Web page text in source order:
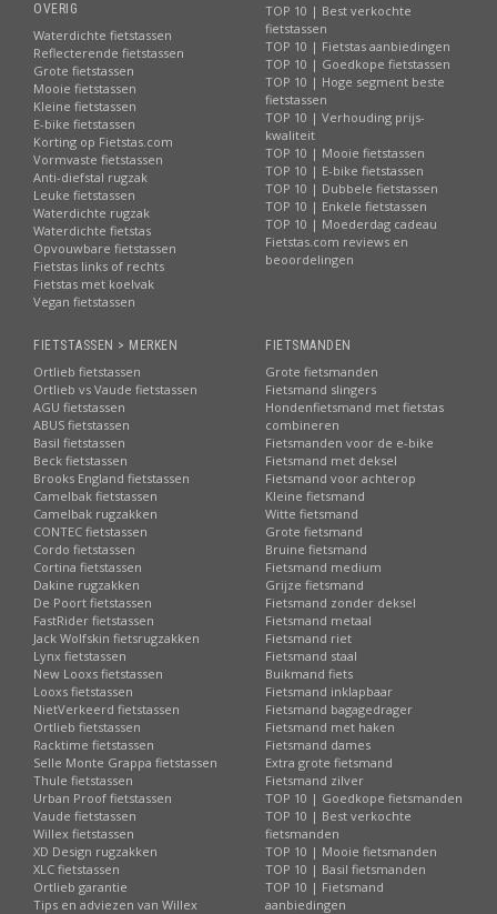
OVERIG
Waterdichte fietstassen
Reflecterende fietstassen
Grote fietstassen
Mooie fietstassen
Kleine fietstassen
E-bike fietstassen
Korting op Fietstas.com
Vormvaste fietstassen
Anti-diefstal rugzak
Leuke fietstassen
Waterdichte rugzak
Waterdichte fietstas
Opvouwbare fietstassen
Fietstas links of rechts
Fietstas met koelvak
Vegan fietstassen
TOP 10 | Best verkochte
fietstassen
TOP 10 | Fietstas aanbiedingen
TOP 10 | Goedkope fietstassen
TOP 10 | Hoge segment beste
fietstassen
TOP 10 | Verhouding prijs-
kwaliteit
TOP 10 | Mooie fietstassen
TOP 10 | E-bike fietstassen
TOP 10 | Dubbele fietstassen
TOP 10 | Enkele fietstassen
TOP 10 | Moederdag cadeau
Fietstas.com reviews en
beoordelingen
FIETSTASSEN > MERKEN
Ortlieb fietstassen
Ortlieb vs Vaude fietstassen
AGU fietstassen
ABUS fietstassen
Basil fietstassen
Beck fietstassen
Brooks England fietstassen
Camelbak fietstassen
Camelbak rugzakken
CONTEC fietstassen
Cordo fietstassen
Cortina fietstassen
Dakine rugzakken
De Poort fietstassen
FastRider fietstassen
Jack Wolfskin fietsrugzakken
Lynx fietstassen
New Looxs fietstassen
Looxs fietstassen
NietVerkeerd fietstassen
Ortlieb fietstassen
Racktime fietstassen
Selle Monte Grappa fietstassen
Thule fietstassen
Urban Proof fietstassen
Vaude fietstassen
Willex fietstassen
XD Design rugzakken
XLC fietstassen
Ortlieb garantie
Tips en adviezen van Willex
FIETSMANDEN
Grote fietsmanden
Fietsmand slingers
Hondenfietsmand met fietstas
combineren
Fietsmanden voor de e-bike
Fietsmand met deksel
Fietsmand voor achterop
Kleine fietsmand
Witte fietsmand
Grote fietsmand
Bruine fietsmand
Fietsmand medium
Grijze fietsmand
Fietsmand zonder deksel
Fietsmand metaal
Fietsmand riet
Fietsmand staal
Buikmand fiets
Fietsmand inklapbaar
Fietsmand bagagedrager
Fietsmand met haken
Fietsmand dames
Extra grote fietsmand
Fietsmand zilver
TOP 10 | Goedkope fietsmanden
TOP 10 | Best verkochte
fietsmanden
TOP 10 | Mooie fietsmanden
TOP 10 | Basil fietsmanden
TOP 10 | Fietsmand
aanbiedingen